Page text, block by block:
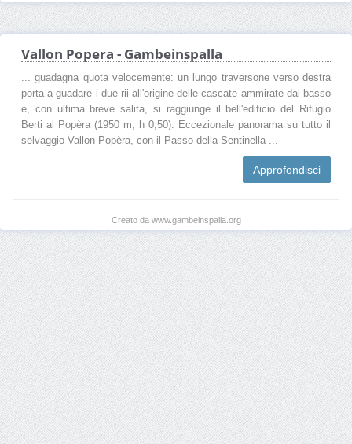
Vallon Popera - Gambeinspalla
... guadagna quota velocemente: un lungo traversone verso destra
porta a guadare i due rii all'origine delle cascate ammirate dal basso
e, con ultima breve salita, si raggiunge il bell'edificio del Rifugio
Berti al Popèra (1950 m, h 0,50). Eccezionale panorama su tutto il
selvaggio Vallon Popèra, con il Passo della Sentinella ...
Approfondisci
Creato da www.gambeinspalla.org